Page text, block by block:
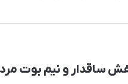
ساقدار و نیم بوت